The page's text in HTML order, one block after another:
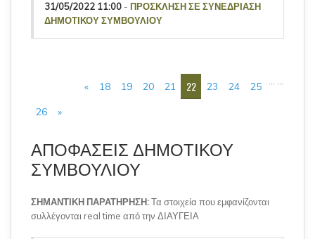
31/05/2022 11:00 - ΠΡΟΣΚΛΗΣΗ ΣΕ ΣΥΝΕΔΡΙΑΣΗ
ΔΗΜΟΤΙΚΟΥ ΣΥΜΒΟΥΛΙΟΥ
« 18 19 20 21 22 23 24
25
26
»
ΑΠΟΦΑΣΕΙΣ ΔΗΜΟΤΙΚΟΥ
ΣΥΜΒΟΥΛΙΟΥ
ΣΗΜΑΝΤΙΚΗ ΠΑΡΑΤΗΡΗΣΗ:Τα στοιχεία που εμφανίζονται
συλλέγονται real time από την ΔΙΑΥΓΕΙΑ